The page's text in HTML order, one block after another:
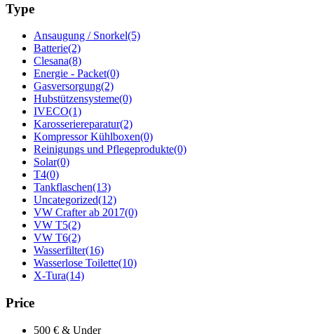
Type
Ansaugung / Snorkel(5)
Batterie(2)
Clesana(8)
Energie - Packet(0)
Gasversorgung(2)
Hubstützensysteme(0)
IVECO(1)
Karosseriereparatur(2)
Kompressor Kühlboxen(0)
Reinigungs und Pflegeprodukte(0)
Solar(0)
T4(0)
Tankflaschen(13)
Uncategorized(12)
VW Crafter ab 2017(0)
VW T5(2)
VW T6(2)
Wasserfilter(16)
Wasserlose Toilette(10)
X-Tura(14)
Price
500 € & Under